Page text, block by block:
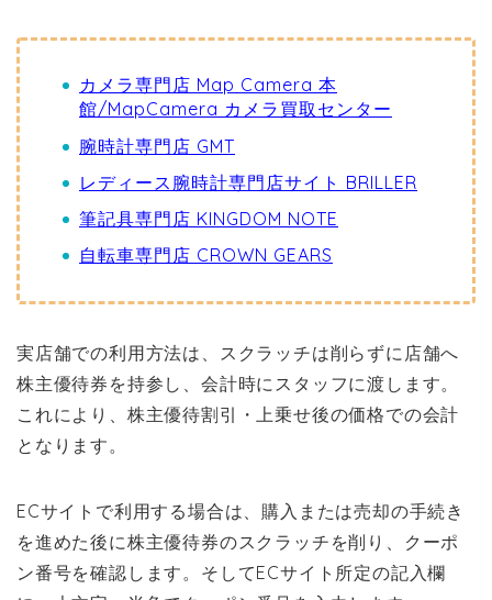
カメラ専門店 Map Camera 本
館/MapCamera カメラ買取センター
腕時計専門店 GMT
レディース腕時計専門店サイト BRILLER
筆記具専門店 KINGDOM NOTE
自転車専門店 CROWN GEARS
実店舗での利用方法は、スクラッチは削らずに店舗へ
株主優待券を持参し、会計時にスタッフに渡します。
これにより、株主優待割引・上乗せ後の価格での会計
となります。
ECサイトで利用する場合は、購入または売却の手続き
を進めた後に株主優待券のスクラッチを削り、クーポ
ン番号を確認します。そしてECサイト所定の記入欄